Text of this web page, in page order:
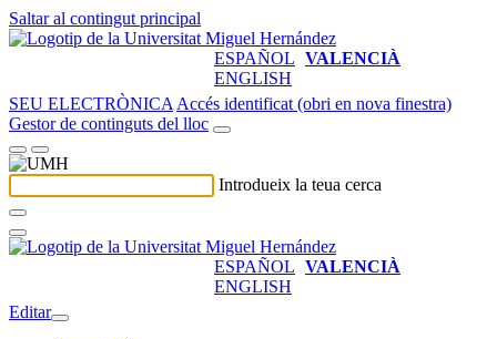
Saltar al contingut principal
ESPAÑOL VALENCIÀ
ENGLISH
SEU ELECTRÒNICA Accés identificat (obri en nova finestra)
Gestor de continguts del lloc
Introdueix la teua cerca
ESPAÑOL VALENCIÀ
ENGLISH
Editar